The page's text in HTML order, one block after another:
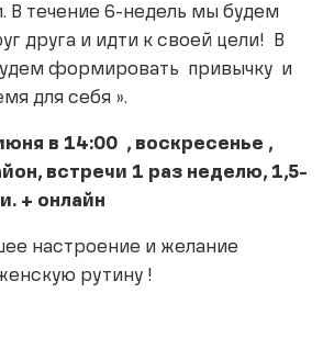
В течение 6-недель мы будем
друга и идти к своей цели! В
формировать привычку и
для себя ».
в 14:00 , воскресенье ,
встречи 1 раз неделю, 1,5-
+ онлайн
настроение и желание
рутину !